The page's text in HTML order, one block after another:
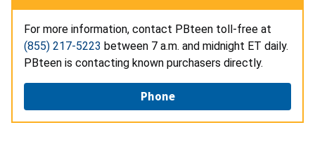
For more information, contact PBteen toll-free at
(855) 217-5223 between 7 a.m. and midnight ET daily.
PBteen is contacting known purchasers directly.
Phone